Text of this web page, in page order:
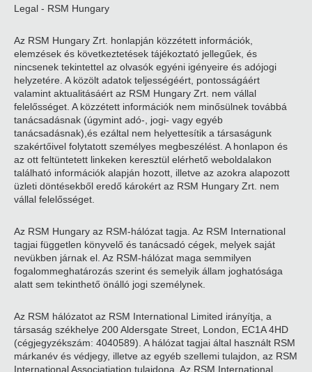
Legal - RSM Hungary
Az RSM Hungary Zrt. honlapján közzétett információk,
elemzések és következtetések tájékoztató jellegűek, és
nincsenek tekintettel az olvasók egyéni igényeire és adójogi
helyzetére. A közölt adatok teljességéért, pontosságáért
valamint aktualitásáért az RSM Hungary Zrt. nem vállal
felelősséget. A közzétett információk nem minősülnek továbbá
tanácsadásnak (úgymint adó-, jogi- vagy egyéb
tanácsadásnak),és ezáltal nem helyettesítik a társaságunk
szakértőivel folytatott személyes megbeszélést. A honlapon és
az ott feltüntetett linkeken keresztül elérhető weboldalakon
található információk alapján hozott, illetve az azokra alapozott
üzleti döntésekből eredő károkért az RSM Hungary Zrt. nem
vállal felelősséget.
Az RSM Hungary az RSM-hálózat tagja. Az RSM International
tagjai független könyvelő és tanácsadó cégek, melyek saját
nevükben járnak el. Az RSM-hálózat maga semmilyen
fogalommeghatározás szerint és semelyik állam joghatósága
alatt sem tekinthető önálló jogi személynek.
Az RSM hálózatot az RSM International Limited irányítja, a
társaság székhelye 200 Aldersgate Street, London, EC1A 4HD
(cégjegyzékszám: 4040589). A hálózat tagjai által használt RSM
márkanév és védjegy, illetve az egyéb szellemi tulajdon, az RSM
International Associatiation tulajdona. Az RSM International